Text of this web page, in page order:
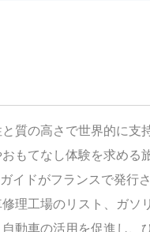
質の高さで世界的に
もてなし体験を求める
イドがフランスで発行
理工場のリスト、ガ
動車の活用を促進し